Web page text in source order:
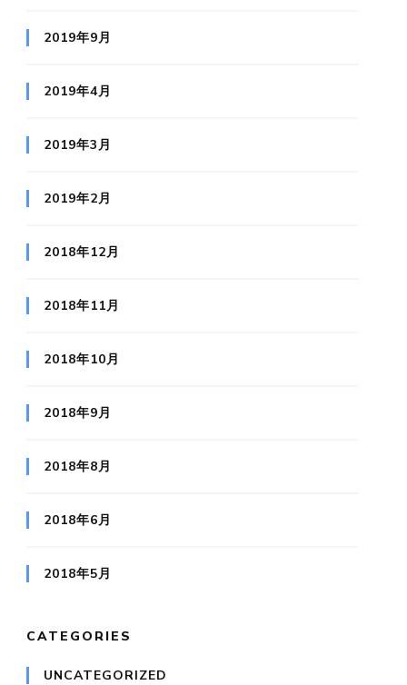
2019年9月
2019年4月
2019年3月
2019年2月
2018年12月
2018年11月
2018年10月
2018年9月
2018年8月
2018年6月
2018年5月
CATEGORIES
UNCATEGORIZED